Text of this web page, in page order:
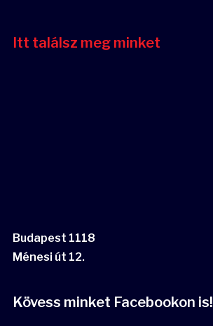
Itt találsz meg minket
Budapest 1118
Ménesi út 12.
Kövess minket Facebookon is!